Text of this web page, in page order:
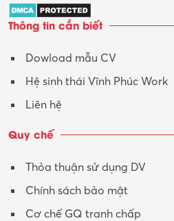
Thông tin cần biết
Dowload mẫu CV
Hệ sinh thái Vĩnh Phúc Work
Liên hệ
Quy chế
Thỏa thuận sử dụng DV
Chính sách bảo mật
Cơ chế GQ tranh chấp